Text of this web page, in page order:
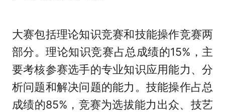
大赛包括理论知识竞赛和技能操作竞赛两
部分。理论知识竞赛占总成绩的15%，主
要考核参赛选手的专业知识应用能力、分
析问题和解决问题的能力。技能操作占总
成绩的85%，竞赛为选拔能力出众、技艺